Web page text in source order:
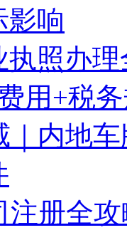
影响
照办
用+税
｜内地
注册全